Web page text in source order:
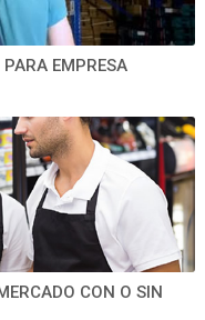
EMPRESA
CON O SIN